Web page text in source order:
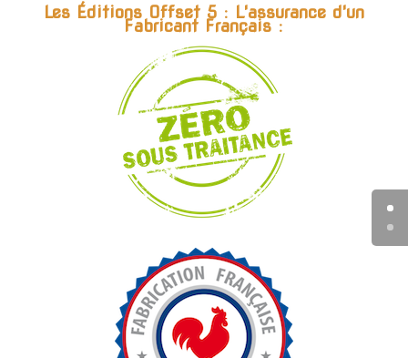
Les Éditions Offset 5 : L'assurance d'un
Fabricant Français :